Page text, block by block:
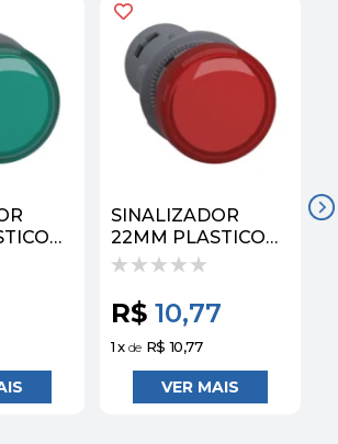
110V
SINALIZADOR
22MM PLASTICO
MONOBLOCO 110V
R$ 10,77
1x de R$ 10,77